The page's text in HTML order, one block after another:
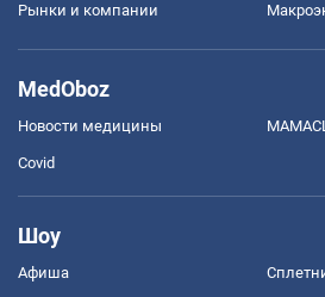
Рынки и компании
MedOboz
Новости медицины
Covid
Шоу
Афиша